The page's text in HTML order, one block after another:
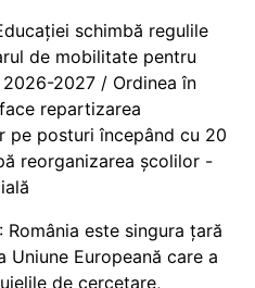
schimbă regulile
de mobilitate pentru
2027 / Ordinea în
repartizarea
pe posturi începând cu 20
reorganizarea școlilor -
România este singura țară
Uniune Europeană care a
de cercetare,